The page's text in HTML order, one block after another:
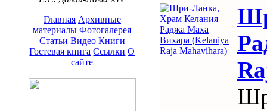
Главная Архивные
материалы Фотогалерея
Статьи Видео Книги
Гостевая книга Ссылки О
сайте